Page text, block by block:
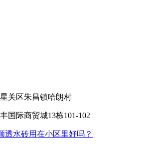
关区朱昌镇哈朗村
国际商贸城13栋101-102
透水砖用在小区里好吗？